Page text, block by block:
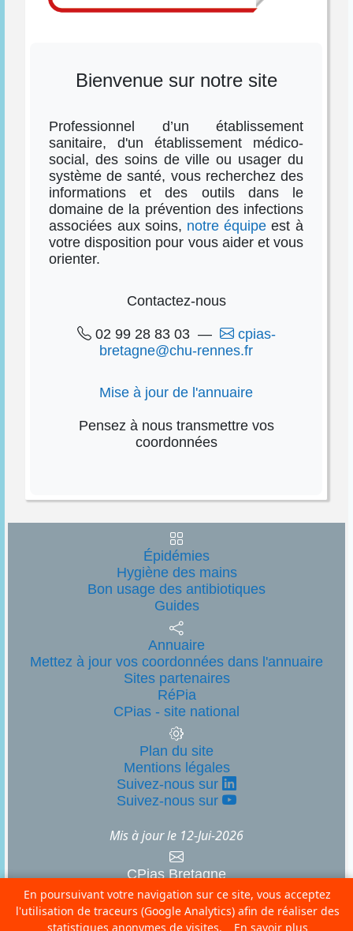
Bienvenue sur notre site
Professionnel d’un établissement
sanitaire, d'un établissement médico-
social, des soins de ville ou usager du
système de santé, vous recherchez des
informations et des outils dans le
domaine de la prévention des infections
associées aux soins, notre équipe est à
votre disposition pour vous aider et vous
orienter.
Contactez-nous
02 99 28 83 03 —
cpias-
bretagne@chu-rennes.fr
Mise à jour de l'annuaire
Pensez à nous transmettre vos
coordonnées
Épidémies
Hygiène des mains
Bon usage des antibiotiques
Guides
Annuaire
Mettez à jour vos coordonnées dans l'annuaire
Sites partenaires
RéPia
CPias - site national
Plan du site
Mentions légales
Suivez-nous sur
Suivez-nous sur
Mis à jour le 12-Jui-2026
CPias Bretagne
CHU Pontchaillou - 2 rue Henri Le Guilloux
35033 Rennes cedex 9
02 99 28 83 03
En poursuivant votre navigation sur ce site, vous acceptez
l'utilisation de traceurs (Google Analytics) afin de réaliser des
statistiques anonymes de visites.
En savoir plus